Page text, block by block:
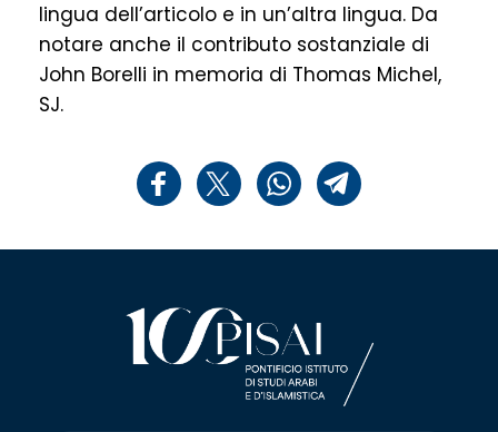
lingua dell’articolo e in un’altra lingua. Da
notare anche il contributo sostanziale di
John Borelli in memoria di Thomas Michel,
SJ.